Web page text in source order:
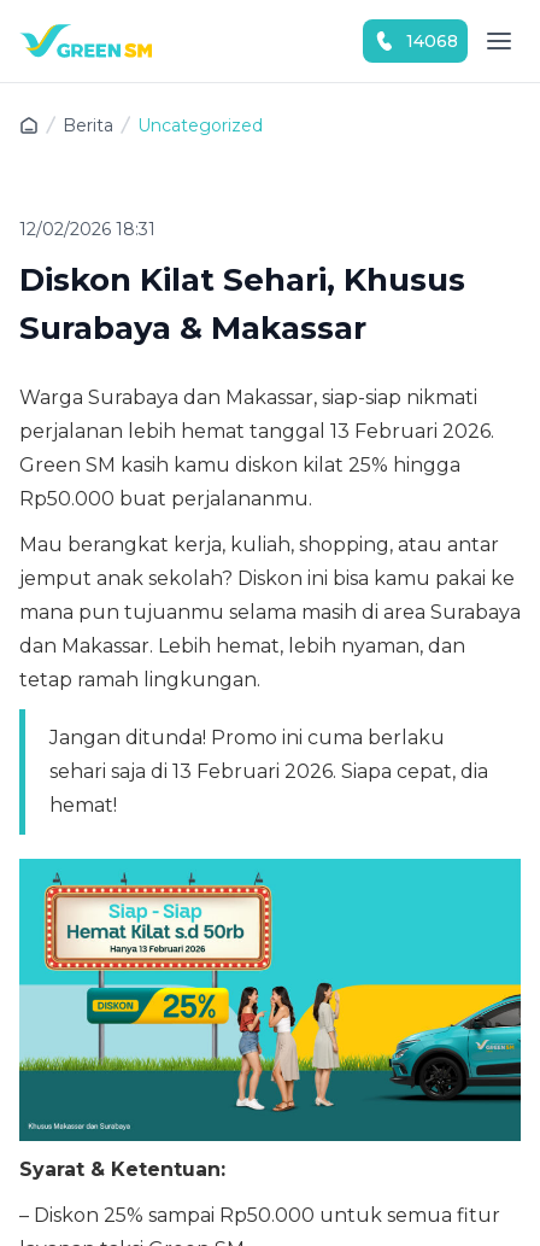
14068
Berita Uncategorized
12/02/2026 18:31
Diskon Kilat Sehari, Khusus
Surabaya & Makassar
Warga Surabaya dan Makassar, siap-siap nikmati
perjalanan lebih hemat tanggal 13 Februari 2026.
Green SM kasih kamu diskon kilat 25% hingga
Rp50.000 buat perjalananmu.
Mau berangkat kerja, kuliah, shopping, atau antar
jemput anak sekolah? Diskon ini bisa kamu pakai ke
mana pun tujuanmu selama masih di area Surabaya
dan Makassar. Lebih hemat, lebih nyaman, dan
tetap ramah lingkungan.
Jangan ditunda! Promo ini cuma berlaku
sehari saja di 13 Februari 2026. Siapa cepat, dia
hemat!
Syarat & Ketentuan:
– Diskon 25% sampai Rp50.000 untuk semua fitur